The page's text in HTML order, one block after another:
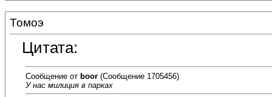
Томоэ
Цитата:
Сообщение от boor (Сообщение 1705456)
У нас милиция в парках